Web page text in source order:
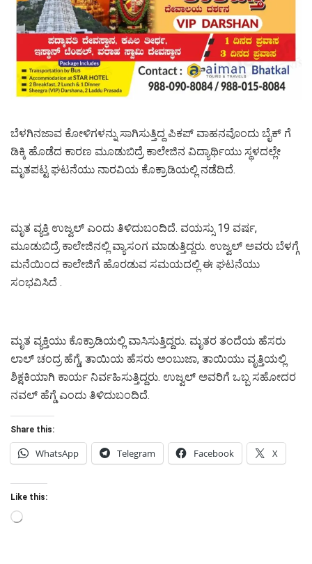
ಬೆಳಗಿನಜಾವ ಕೋಳಿಗಳನ್ನು ಸಾಗಿಸುತ್ತಿದ್ದ ಪಿಕಪ್ ವಾಹನವೊಂದು ಬೈಕ್ ಗೆ
ಡಿಕ್ಕಿ ಹೊಡೆದ ಕಾರಣ ಮೂಡುಬಿದ್ರೆ ಕಾಲೇಜಿನ ವಿದ್ಯಾರ್ಥಿಯು ಸ್ಥಳದಲ್ಲೇ
ಮೃತಪಟ್ಟ ಘಟನೆಯು ನಾರವಿಯ ಕೊಕ್ರಾಡಿಯಲ್ಲಿ ನಡೆದಿದೆ.
ಮೃತ ವ್ಯಕ್ತಿ ಉಜ್ವಲ್ ಎಂದು ತಿಳಿದುಬಂದಿದೆ. ವಯಸ್ಸು 19 ವರ್ಷ,
ಮೂಡುಬಿದ್ರೆ ಕಾಲೇಜಿನಲ್ಲಿ ವ್ಯಾಸಂಗ ಮಾಡುತ್ತಿದ್ದರು. ಉಜ್ವಲ್ ಅವರು ಬೆಳಗ್ಗೆ
ಮನೆಯಿಂದ ಕಾಲೇಜಿಗೆ ಹೊರಡುವ ಸಮಯದಲ್ಲಿ ಈ ಘಟನೆಯು
ಸಂಭವಿಸಿದೆ .
ಮೃತ ವ್ಯಕ್ತಿಯು ಕೊಕ್ರಾಡಿಯಲ್ಲಿ ವಾಸಿಸುತ್ತಿದ್ದರು. ಮೃತರ ತಂದೆಯ ಹೆಸರು
ಲಾಲ್ ಚಂದ್ರ ಹೆಗ್ಡೆ, ತಾಯಿಯ ಹೆಸರು ಅಂಬುಜಾ, ತಾಯಿಯು ವೃತ್ತಿಯಲ್ಲಿ
ಶಿಕ್ಷಕಿಯಾಗಿ ಕಾರ್ಯ ನಿರ್ವಹಿಸುತ್ತಿದ್ದರು. ಉಜ್ವಲ್ ಅವರಿಗೆ ಒಬ್ಬ ಸಹೋದರ
ನವಲ್ ಹೆಗ್ಡೆ ಎಂದು ತಿಳಿದುಬಂದಿದೆ.
Share this:
WhatsApp Telegram Facebook X
Like this:
Loading…